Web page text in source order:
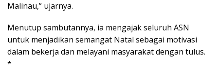
Malinau,” ujarnya.
Menutup sambutannya, ia mengajak seluruh ASN
untuk menjadikan semangat Natal sebagai motivasi
dalam bekerja dan melayani masyarakat dengan tulus.
*